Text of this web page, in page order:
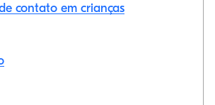
contato em crianças